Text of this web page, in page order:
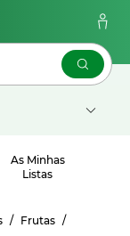
As Minhas
Listas
Frutas